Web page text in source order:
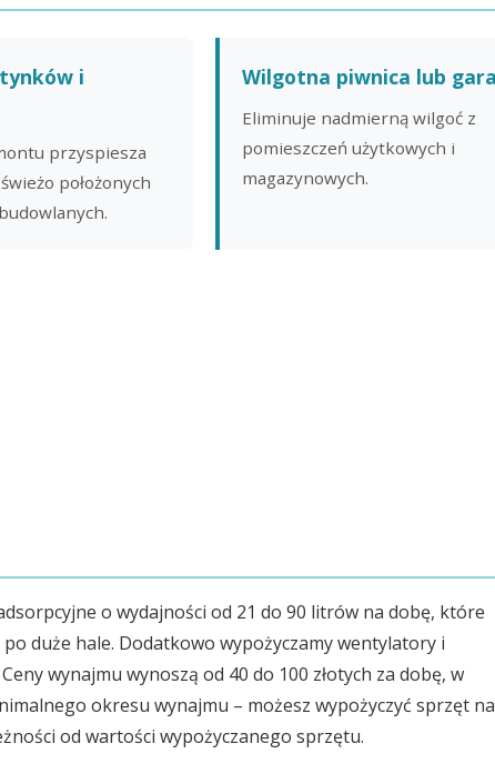
i
przyspiesza
położonych
Wilgotna piwnica lub
Eliminuje nadmierną wilgoć z
pomieszczeń użytkowych i
magazynowych.
o wydajności od 21 do 90 litrów na dobę, które
duże hale. Dodatkowo wypożyczamy wentylatory i
wynajmu wynoszą od 40 do 100 złotych za dobę, w
okresu wynajmu – możesz wypożyczyć sprzęt
od wartości wypożyczanego sprzętu.